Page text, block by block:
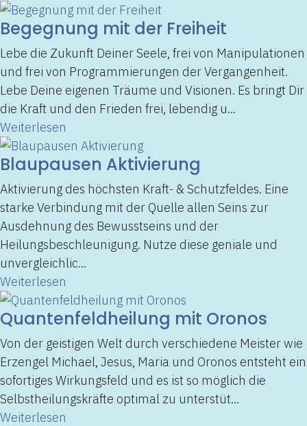
Begegnung mit der Freiheit
Lebe die Zukunft Deiner Seele, frei von Manipulationen
und frei von Programmierungen der Vergangenheit.
Lebe Deine eigenen Träume und Visionen. Es bringt Dir
die Kraft und den Frieden frei, lebendig u...
Weiterlesen
Blaupausen Aktivierung
Aktivierung des höchsten Kraft- & Schutzfeldes. Eine
starke Verbindung mit der Quelle allen Seins zur
Ausdehnung des Bewusstseins und der
Heilungsbeschleunigung. Nutze diese geniale und
unvergleichlic...
Weiterlesen
Quantenfeldheilung mit Oronos
Von der geistigen Welt durch verschiedene Meister wie
Erzengel Michael, Jesus, Maria und Oronos entsteht ein
sofortiges Wirkungsfeld und es ist so möglich die
Selbstheilungskräfte optimal zu unterstüt...
Weiterlesen